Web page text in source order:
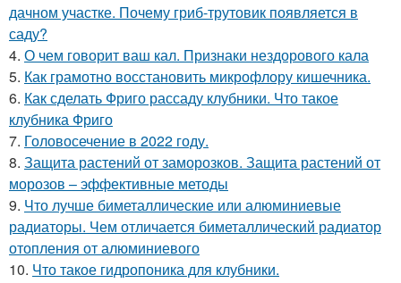
дачном участке. Почему гриб-трутовик появляется в
саду?
4. О чем говорит ваш кал. Признаки нездорового кала
5. Как грамотно восстановить микрофлору кишечника.
6. Как сделать Фриго рассаду клубники. Что такое
клубника Фриго
7. Головосечение в 2022 году.
8. Защита растений от заморозков. Защита растений от
морозов – эффективные методы
9. Что лучше биметаллические или алюминиевые
радиаторы. Чем отличается биметаллический радиатор
отопления от алюминиевого
10. Что такое гидропоника для клубники.